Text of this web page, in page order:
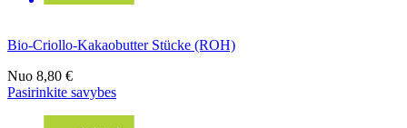
Bio-Criollo-Kakaobutter Stücke (ROH)
Nuo 8,80 €
Pasirinkite savybes